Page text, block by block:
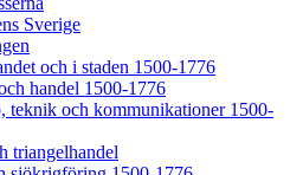
Sverige
och i staden 1500-1776
handel 1500-1776
teknik och kommunikationer 1500-
triangelhandel